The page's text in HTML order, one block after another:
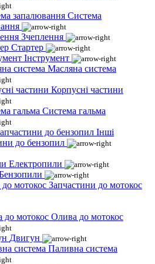
Система
Зчеплення
Стартер
Інструмент
Масляна система
Корпусні частини
Система гальма
Інші
до бензопил
Електропили
Запчастини до мотокос
Олива до мотокос
Двигун
Паливна система